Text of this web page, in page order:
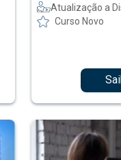
Atualização a
Curso Novo